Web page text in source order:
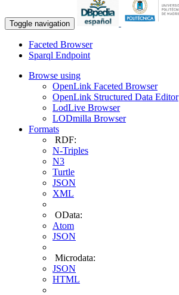
Toggle navigation
Faceted Browser
Sparql Endpoint
Browse using
OpenLink Faceted Browser
OpenLink Structured Data Editor
LodLive Browser
LODmilla Browser
Formats
RDF:
N-Triples
N3
Turtle
JSON
XML
OData:
Atom
JSON
Microdata:
JSON
HTML